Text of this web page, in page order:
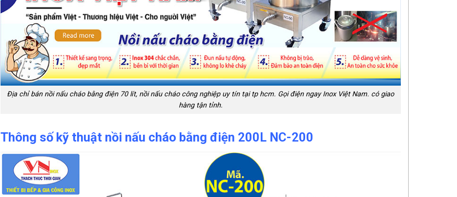
Địa chỉ bán nồi nấu cháo bằng điện 70 lít, nồi nấu cháo công nghiệp uy tín tại tp hcm. Gọi điện ngay Inox Việt Nam. có giao
hàng tận tỉnh.
Thông số kỹ thuật nồi nấu cháo bằng điện 200L NC-200